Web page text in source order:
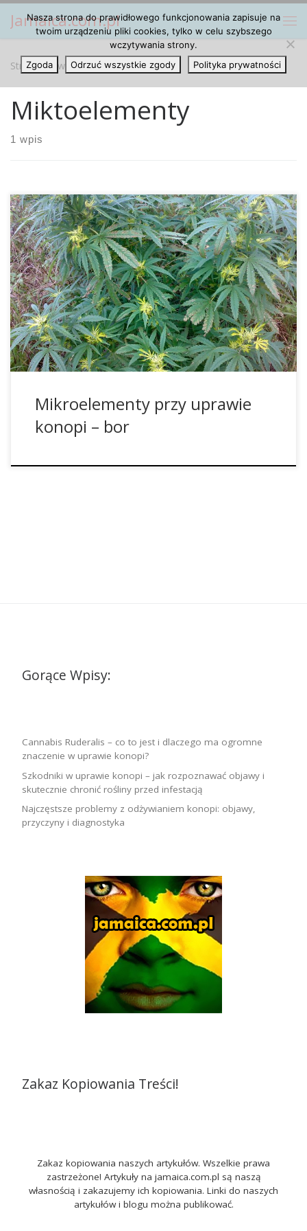
Przejdź do treści
Jamaica.com.pl
Strona główna » Miktoelementy
Miktoelementy
1 wpis
OPIS: Funkcja boru przy uprawie konopi jeszcze nie została
naukowo przebadana. Przyjmuje się jednak, że gran on
bardzo ważną rolę przy podziale komórki podczas
oddychania i przy budowie pyłku. BRAK: Niedobór boru
powoduje u roślin konopi nekrozę, czyli przebarwienia
koloru brązowego między żyłami liści, a pędy rosną
zdeformowane. Chodzi tu […]
Mikroelementy przy uprawie
konopi – bor
Gorące Wpisy:
Cannabis Ruderalis – co to jest i dlaczego ma ogromne
znaczenie w uprawie konopi?
Szkodniki w uprawie konopi – jak rozpoznawać objawy i
skutecznie chronić rośliny przed infestacją
Najczęstsze problemy z odżywianiem konopi: objawy,
przyczyny i diagnostyka
Zakaz Kopiowania Treści!
Zakaz kopiowania naszych artykułów. Wszelkie prawa
zastrzeżone! Artykuły na jamaica.com.pl są naszą
własnością i zakazujemy ich kopiowania. Linki do naszych
artykułów i blogu można publikować.
Nasza strona do prawidłowego funkcjonowania zapisuje na
twoim urządzeniu pliki cookies, tylko w celu szybszego
wczytywania strony.
Zgoda
Odrzuć wszystkie zgody Polityka prywatności